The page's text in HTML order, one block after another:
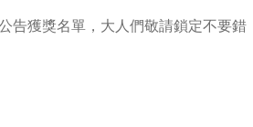
告獲獎名單，大人們敬請鎖定不要錯